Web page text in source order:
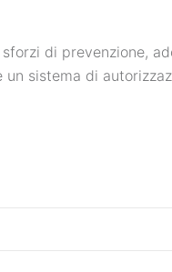
di prevenzione,
un sistema di